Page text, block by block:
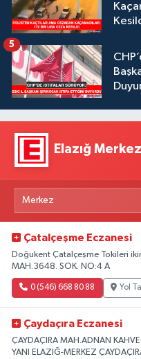
5
Elazığ
Çatalçeşme Eczanesi
Doğukent Çatalçeşme Tokileri
MAH.3648. SOK. NO:4 A
0 (546) 668 80 88 Yol
Çaydaçıra Eczanesi
ÇAYDAÇIRA MAH.ADNAN
YANI ELAZIĞ-MERKEZ